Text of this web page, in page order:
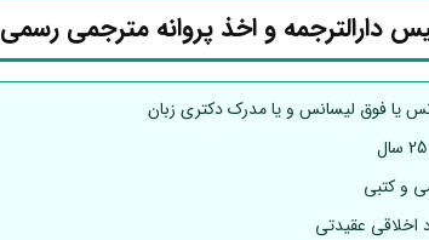
دارالترجمه و اخذ پروانه مترجمی رسمی
یا فوق لیسانس و یا مدرک دکتری زبان
و کتبی
اخلاقی عقیدتی